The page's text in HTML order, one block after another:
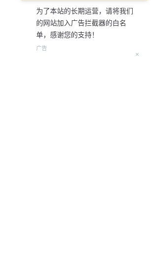
为了本站的长期运营，请将我们
的网站加入广告拦截器的白名
单，感谢您的支持！
广告